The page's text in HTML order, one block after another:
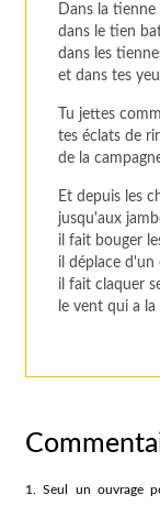
Dans la
dans le tien
dans les
et dans tes
Tu jettes
tes éclats de
de la
Et depuis les
jusqu'aux
il fait bouger
il déplace d'un
il fait claquer
le vent qui a
1. Seul un ouvrage